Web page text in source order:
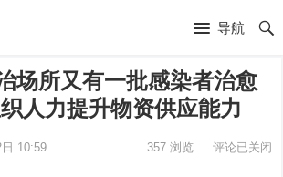
导航
场所又有一批感染者治愈
人力提升物资供应能力
10:59 357浏览 评论已关闭